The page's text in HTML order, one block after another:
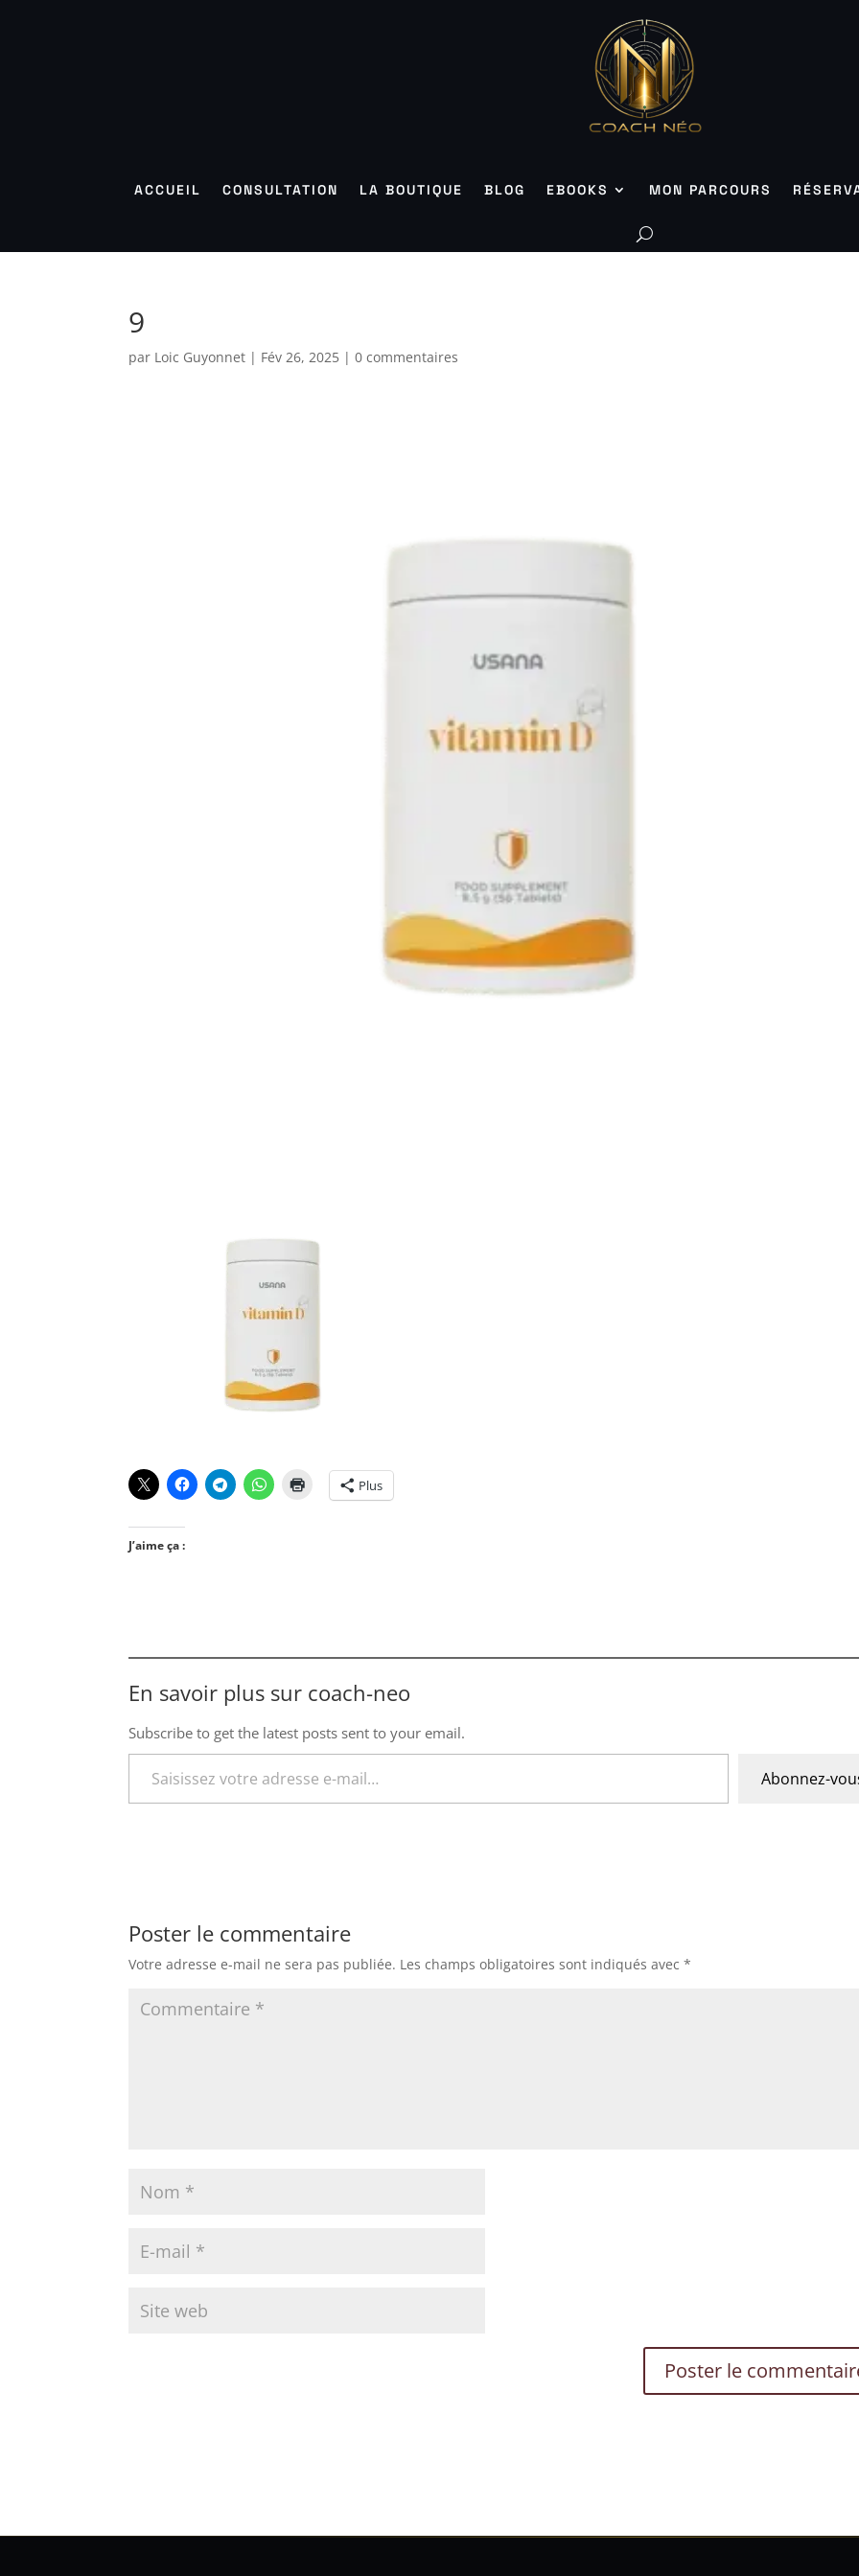
ACCUEIL CONSULTATION LA BOUTIQUE BLOG EBOOKS MON PARCOURS
9
par Loic Guyonnet | Fév 26, 2025 |0 commentaires
Plus
J’aime ça :
En savoir plus sur coach-neo
Subscribe to get the latest posts sent to your email.
Saisissez votre adresse e-mail…
Abonnez-
Poster le commentaire
Votre adresse e-mail ne sera pas publiée. Les champs obligatoires sont indiqués avec*
Non merci, je préfère rester dans l'ombre